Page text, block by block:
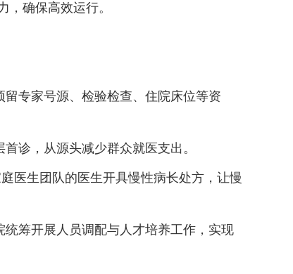
确保高效运行。
专家号源、检验检查、住院床位等资
诊，从源头减少群众就医支出。
医生团队的医生开具慢性病长处方，让慢
筹开展人员调配与人才培养工作，实现